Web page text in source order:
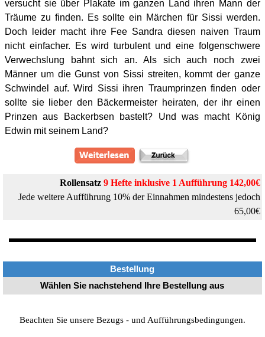
versucht sie über Plakate im ganzen Land ihren Mann der
Träume zu finden. Es sollte ein Märchen für Sissi werden.
Doch leider macht ihre Fee Sandra diesen naiven Traum
nicht einfacher. Es wird turbulent und eine folgenschwere
Verwechslung bahnt sich an. Als sich auch noch zwei
Männer um die Gunst von Sissi streiten, kommt der ganze
Schwindel auf. Wird Sissi ihren Traumprinzen finden oder
sollte sie lieber den Bäckermeister heiraten, der ihr einen
Prinzen aus Backerbsen bastelt? Und was macht König
Edwin mit seinem Land?
Rollensatz 9 Hefte inklusive 1 Aufführung 142,00€
Jede weitere Aufführung 10% der Einnahmen mindestens jedoch
65,00€
Bestellung
Wählen Sie nachstehend Ihre Bestellung aus
Beachten Sie unsere Bezugs - und Aufführungsbedingungen.